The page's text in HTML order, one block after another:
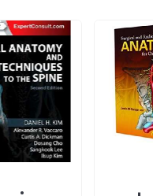
برای انتشارات آناطب محفوظ